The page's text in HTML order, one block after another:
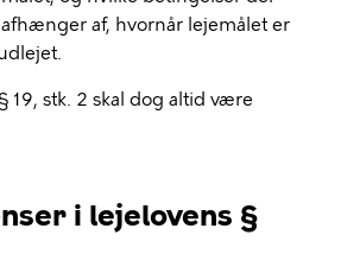
af, hvornår lejemålet er
19, stk. 2 skal dog altid være
i lejelovens §